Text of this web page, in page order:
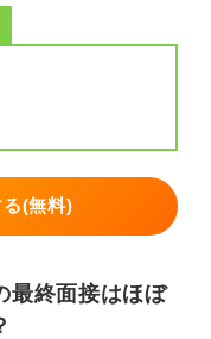
ての話がない
最終面接に合格し
聞かれる
る
れる
(無料)
最終面接はほぼ
面接合格に向けた対